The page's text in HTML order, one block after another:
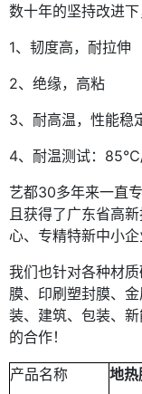
数十年的坚持改进下
1、韧度高，耐拉伸
2、绝缘，高粘
3、耐高温，性能稳
4、耐温测试：
艺都30多年来一直
且获得了广东省高
心、专精特新中小企
我们也针对各种材
膜、印刷塑封膜、
装、建筑、包装、
的合作！
产品名称 地热